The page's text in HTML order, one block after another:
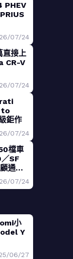
PHEV
07/24
直接上
CR-V
07/24
to
鉅作
07/24
檔車
SF
通勤
07/24
小
Y
06/27